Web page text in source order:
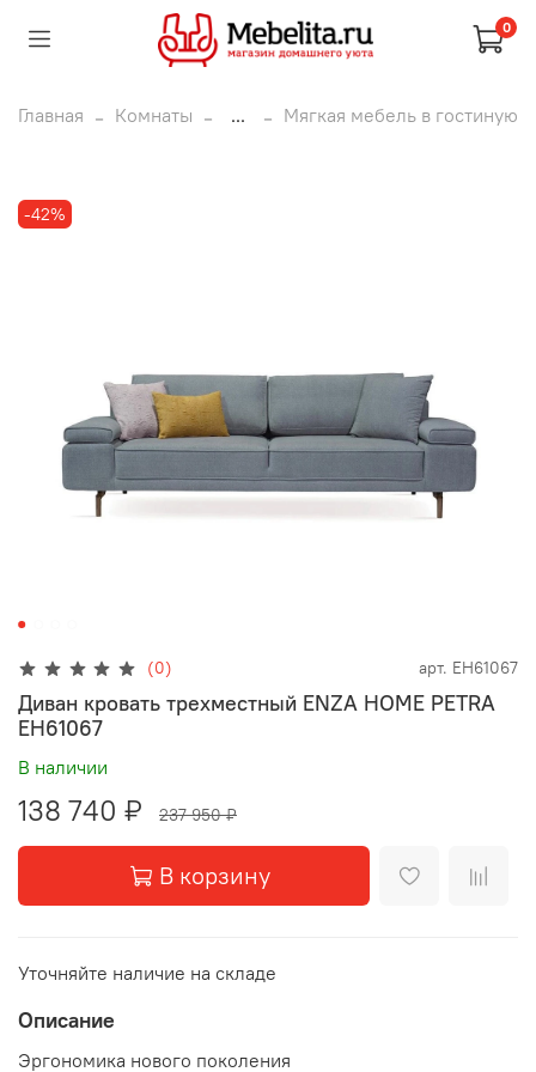
0
Главная Комнаты ... Мягкая мебель в гостиную
-42%
(0) арт. EH61067
Диван кровать трехместный ENZA HOME PETRA
EH61067
В наличии
138 740 ₽ 237 950 ₽
В корзину
Уточняйте наличие на складе
Описание
Эргономика нового поколения